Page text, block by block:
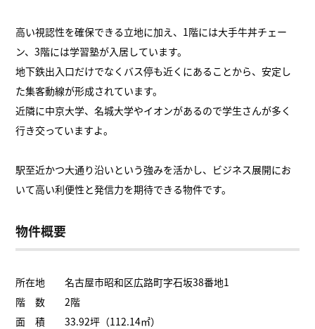
高い視認性を確保できる立地に加え、1階には大手牛丼チェー
ン、3階には学習塾が入居しています。
地下鉄出入口だけでなくバス停も近くにあることから、安定し
た集客動線が形成されています。
近隣に中京大学、名城大学やイオンがあるので学生さんが多く
行き交っていますよ。
駅至近かつ大通り沿いという強みを活かし、ビジネス展開にお
いて高い利便性と発信力を期待できる物件です。
物件概要
所在地 名古屋市昭和区広路町字石坂38番地1
階 数 2階
面 積 33.92坪（112.14㎡）